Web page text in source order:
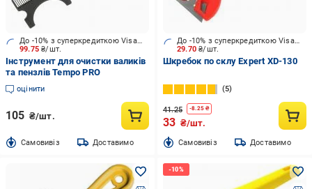
99.75₴/шт.
До -10% з суперкредиткою Visa Вигода
Інструмент для очистки валиків
та пензлів Tempo PRO
оцінити
105 ₴/шт.
Cамовивіз Доставимо
29.70₴/шт.
До -10% з суперкредиткою Visa Вигода
Шкребок по склу Expert XD-130
5
41.25 -8.25₴
33 ₴/шт.
Cамовивіз Доставимо